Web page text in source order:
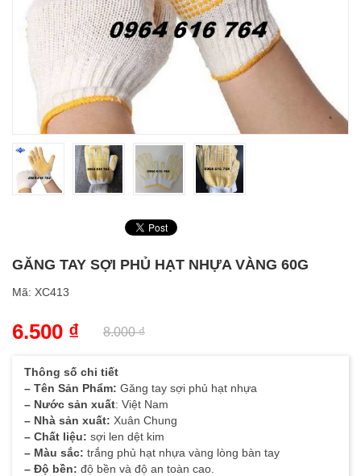
GĂNG TAY SỢI PHỦ HẠT NHỰA VÀNG 60G
Mã: XC413
8.000₫
6.500 ₫
Thông số chi tiết
– Tên Sản Phẩm: Găng tay sợi phủ hạt nhựa
– Nước sản xuất: Việt Nam
– Nhà sản xuất: Xuân Chung
– Chất liệu: sợi len dệt kim
– Màu sắc: trắng phủ hạt nhựa vàng lòng bàn tay
– Độ bền: độ bền và độ an toàn cao.